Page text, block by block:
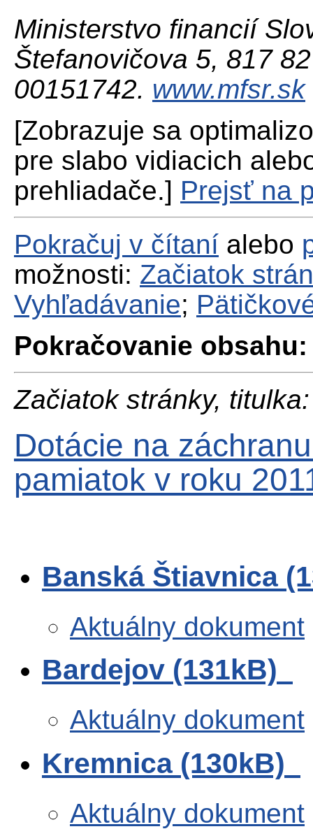
Ministerstvo financií
Štefanovičova 5, 817
00151742. www.mfsr.sk
[Zobrazuje sa
pre slabo vidiacich
prehliadače.] Prejsť na
Pokračuj v čítaní alebo
možnosti: Začiatok
Vyhľadávanie;
Pokračovanie obsahu:
Začiatok stránky, titulka:
Dotácie na
pamiatok v roku
Banská Štiavnica
Aktuálny dokument
Bardejov (131kB)
Aktuálny dokument
Kremnica (130kB)
Aktuálny dokument